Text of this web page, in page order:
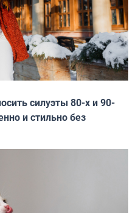
силуэты 80-х и 90-
и стильно без